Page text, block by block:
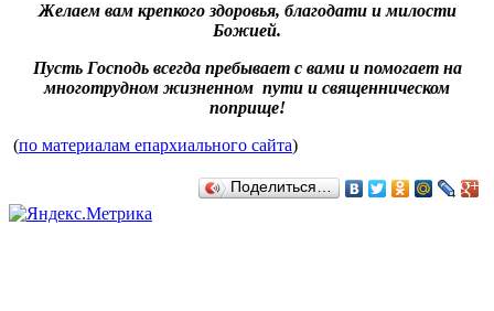
Желаем вам крепкого здоровья, благодати и милости
Божией.
Пусть Господь всегда пребывает с вами и помогает на
многотрудном жизненном пути и священническом
поприще!
(по материалам епархиального сайта)
Поделиться…